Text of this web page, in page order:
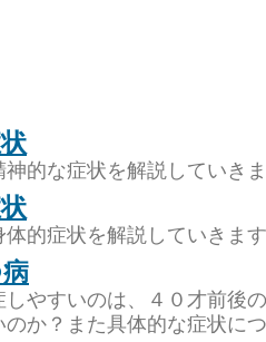
神的な症状を解説していき
体的症状を解説していきま
しやすいのは、４０才前後
か？また具体的な症状に